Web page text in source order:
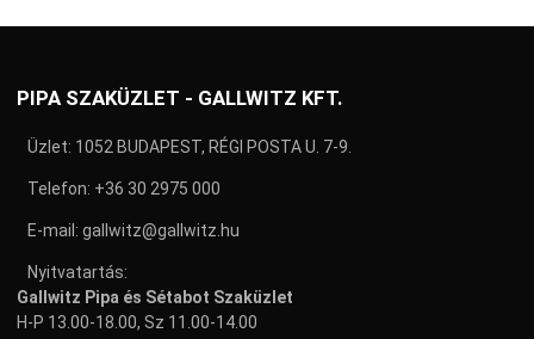
PIPA SZAKÜZLET - GALLWITZ KFT.
Üzlet: 1052 BUDAPEST, RÉGI POSTA U. 7-9.
Telefon: +36 30 2975 000
E-mail: gallwitz@gallwitz.hu
Nyitvatartás:
Gallwitz Pipa és Sétabot Szaküzlet
H-P 13.00-18.00, Sz 11.00-14.00